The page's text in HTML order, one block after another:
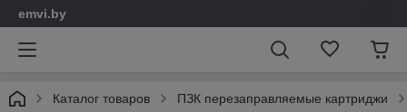
emvi.by
Каталог товаров ПЗК перезаправляемые картриджи